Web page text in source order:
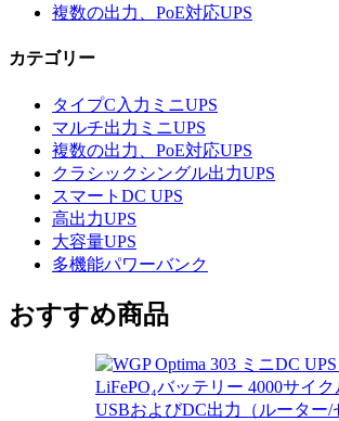
複数の出力、PoE対応UPS
カテゴリー
タイプC入力ミニUPS
マルチ出力ミニUPS
複数の出力、PoE対応UPS
クラシックシングル出力UPS
スマートDC UPS
高出力UPS
大容量UPS
多機能パワーバンク
おすすめ商品